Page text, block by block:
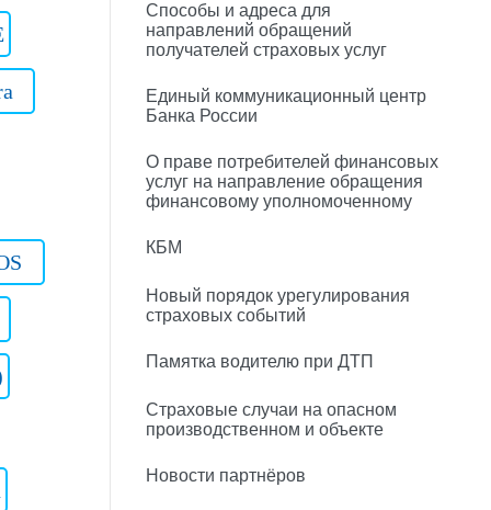
Способы и адреса для
направлений обращений
получателей страховых услуг
Единый коммуникационный центр
Банка России
О праве потребителей финансовых
услуг на направление обращения
финансовому уполномоченному
КБМ
Новый порядок урегулирования
страховых событий
Памятка водителю при ДТП
Страховые случаи на опасном
производственном и объекте
Новости партнёров